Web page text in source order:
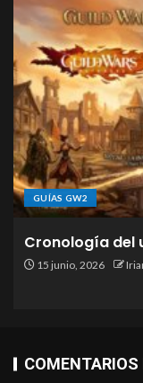
GUÍAS GW2
Cronología del
15 junio, 2026
COMENTARIOS